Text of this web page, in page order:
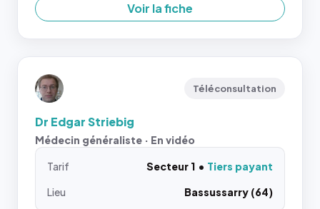
Voir la fiche
Téléconsultation
Dr Edgar Striebig
Médecin généraliste · En vidéo
Tarif Secteur 1
Tiers payant
Lieu
Bassussarry (64)